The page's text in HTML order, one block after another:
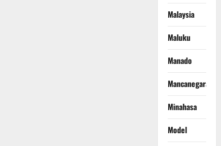
Malaysia
Maluku
Manado
Mancanegara
Minahasa
Model